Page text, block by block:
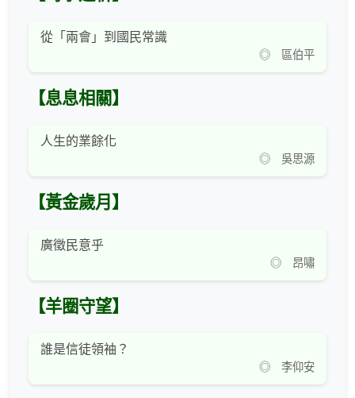
從「兩會」到國民常識
◎ 區伯平
【息息相關】
人生的業餘化
◎ 吳思源
【黃金歲月】
廣徵民意乎
◎ 昂嘯
【羊圈守望】
誰是信徒領袖？
◎ 李仰安